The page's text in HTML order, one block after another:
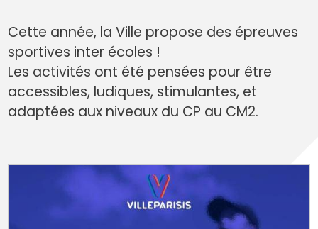
Cette année, la Ville propose des épreuves
sportives inter écoles !
Les activités ont été pensées pour être
accessibles, ludiques, stimulantes, et
adaptées aux niveaux du CP au CM2.